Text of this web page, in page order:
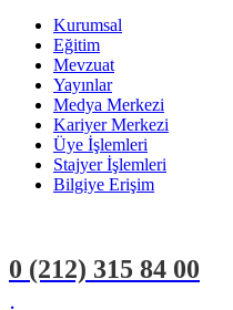
Kurumsal
Eğitim
Mevzuat
Yayınlar
Medya Merkezi
Kariyer Merkezi
Üye İşlemleri
Stajyer İşlemleri
Bilgiye Erişim
0 (212) 315 84 00